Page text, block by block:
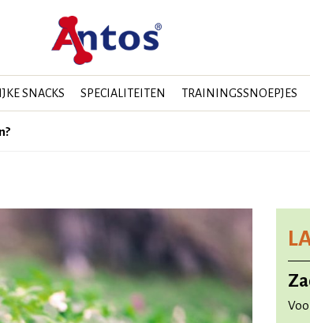
SNACKS SPECIALITEITEN TRAININGSSNOEPJES